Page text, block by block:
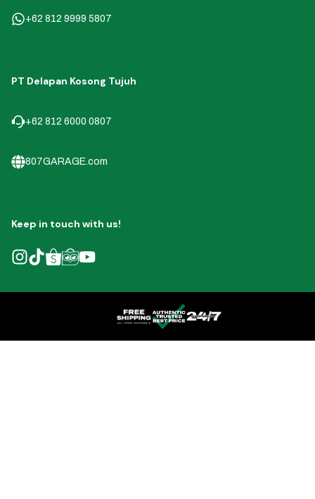
+62 812 9999 5807
PT Delapan Kosong Tujuh
+62 812 6000 0807
807GARAGE.com
Keep in touch with us!